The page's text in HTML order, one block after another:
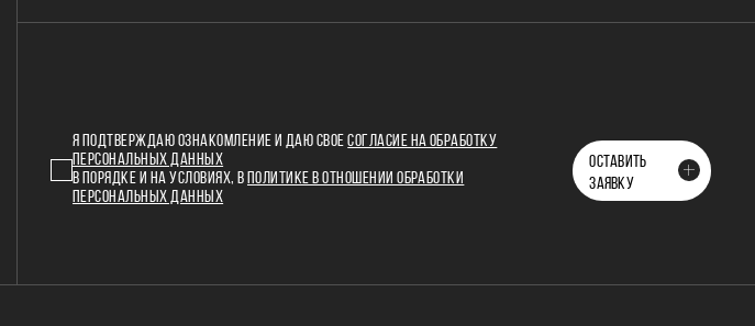
Я ПОДТВЕРЖДАЮ ОЗНАКОМЛЕНИЕ И ДАЮ СВОЕСОГЛАСИЕ НА ОБРАБОТКУ
ПЕРСОНАЛЬНЫХ ДАННЫХ
В ПОРЯДКЕ И НА УСЛОВИЯХ, В
ПОЛИТИКЕ В ОТНОШЕНИИ ОБРАБОТКИ
ПЕРСОНАЛЬНЫХ ДАННЫХ
ОСТАВИТЬ
ЗАЯВКУ